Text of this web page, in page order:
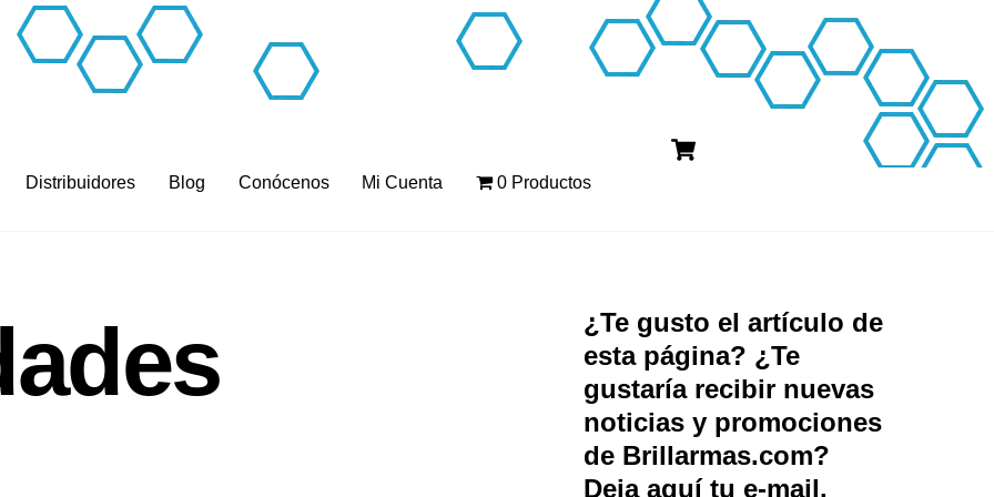
Distribuidores Blog Conócenos Mi Cuenta 0 Productos
¿Te gusto el artículo de
esta página? ¿Te
gustaría recibir nuevas
noticias y promociones
de Brillarmas.com?
Deja aquí tu e-mail.